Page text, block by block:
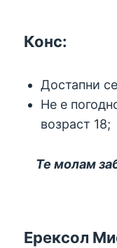
Конс:
Достапни
Не е
возраст 18;
Те молам
Ерексол